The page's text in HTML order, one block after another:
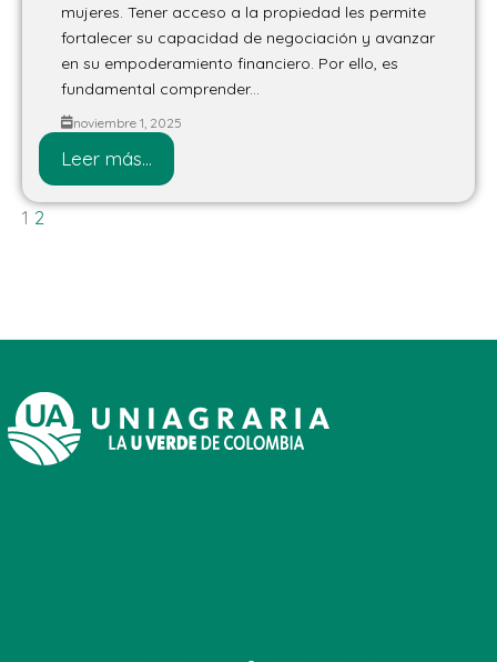
mujeres. Tener acceso a la propiedad les permite
fortalecer su capacidad de negociación y avanzar
en su empoderamiento financiero. Por ello, es
fundamental comprender...
noviembre 1, 2025
Leer más...
1 2